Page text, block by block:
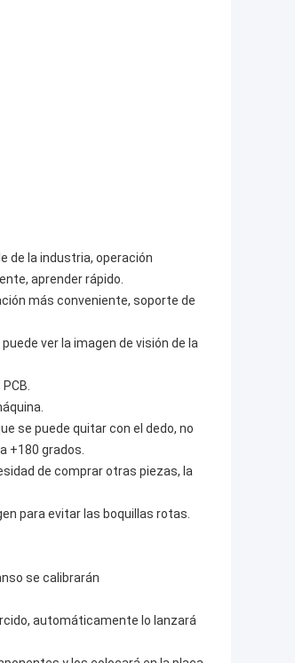
de la industria, operación
aprender rápido.
más conveniente, soporte de
ver la imagen de visión de la
se puede quitar con el dedo, no
+180 grados.
de comprar otras piezas, la
para evitar las boquillas rotas.
se calibrarán
automáticamente lo lanzará